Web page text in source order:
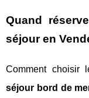
Quand
séjour en
Comment choisir
séjour bord de